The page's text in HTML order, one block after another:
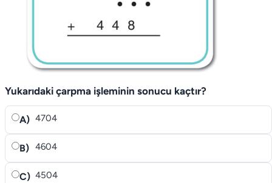
Yukarıdaki çarpma işleminin sonucu kaçtır?
A) 4704
B) 4604
C) 4504